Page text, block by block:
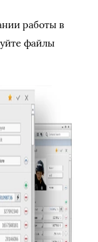
работы в
файлы